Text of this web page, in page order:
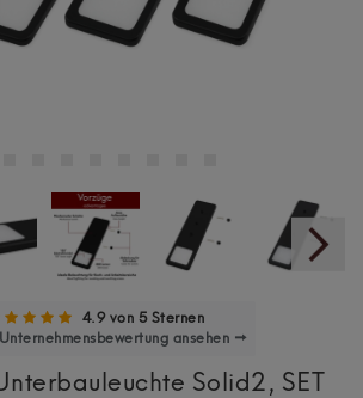
4.9 von 5 Sternen
ansehen →
Solid2, SET